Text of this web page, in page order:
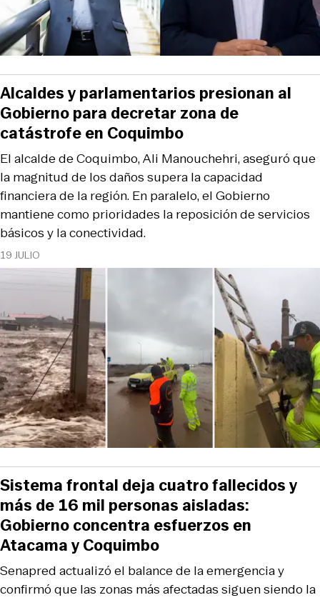
19 JULIO
El alcalde de Coquimbo, Ali Manouchehri, aseguró que
la magnitud de los daños supera la capacidad
financiera de la región. En paralelo, el Gobierno
mantiene como prioridades la reposición de servicios
básicos y la conectividad.
Alcaldes y parlamentarios presionan al
Gobierno para decretar zona de
catástrofe en Coquimbo
Senapred actualizó el balance de la emergencia y
confirmó que las zonas más afectadas siguen siendo la
Sistema frontal deja cuatro fallecidos y
más de 16 mil personas aisladas:
Gobierno concentra esfuerzos en
Atacama y Coquimbo